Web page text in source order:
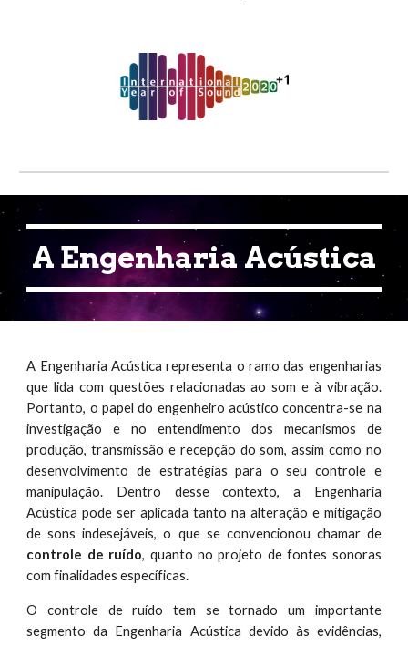
A Engenharia Acústica
A Engenharia Acústica representa o ramo das engenharias
que lida com questões relacionadas ao som e à vibração.
Portanto, o papel do engenheiro acústico concentra-se na
investigação e no entendimento dos mecanismos de
produção, transmissão e recepção do som, assim como no
desenvolvimento de estratégias para o seu controle e
manipulação. Dentro desse contexto, a Engenharia
Acústica pode ser aplicada tanto na alteração e mitigação
de sons indesejáveis, o que se convencionou chamar de
controle de ruído, quanto no projeto de fontes sonoras
com finalidades específicas.
O controle de ruído tem se tornado um importante
segmento da Engenharia Acústica devido às evidências,